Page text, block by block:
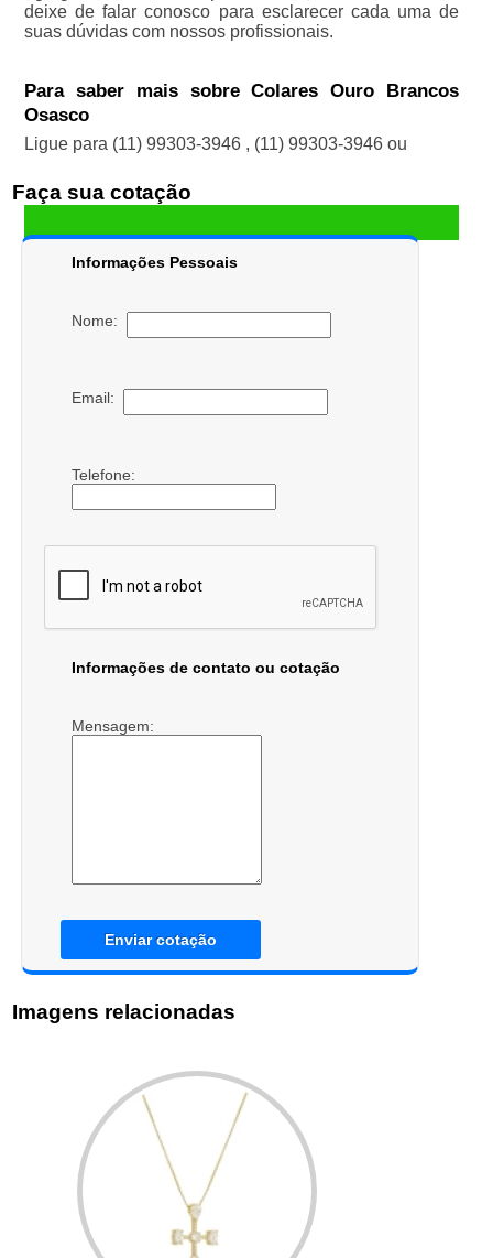
deixe de falar conosco para esclarecer cada uma de
suas dúvidas com nossos profissionais.
Para saber mais sobre Colares Ouro Brancos
Osasco
Ligue para (11) 99303-3946 , (11) 99303-3946 ou
Faça sua cotação
Informações Pessoais
Nome:
Email:
Telefone:
Informações de contato ou cotação
Mensagem:
Enviar cotação
Imagens relacionadas